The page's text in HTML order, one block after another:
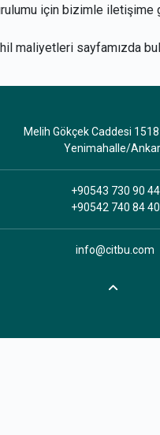
için bizimle
maliyetleri sayfamızda
Melih Gökçek Caddesi
Yenimahalle/
+90543 730 90 44
+90542 740 84 40
info@citbu.com